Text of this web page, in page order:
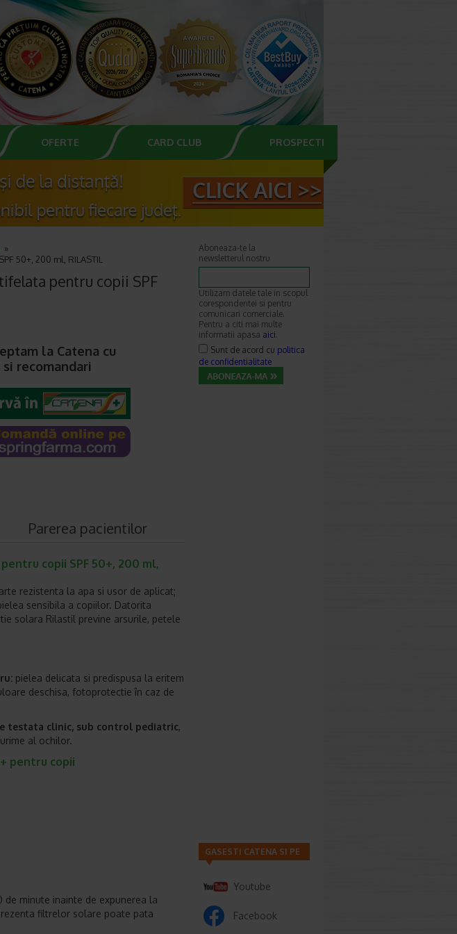
OFERTE CARD CLUB PROSPECTE
50+, 200 ml, RILASTIL
pentru copii SPF
la Catena cu
recomandari
Parerea pacientilor
copii SPF 50+, 200 ml,
rezistenta la apa si usor de aplicat;
sensibila a copiilor. Datorita
solara Rilastil previne arsurile, petele
pielea delicata si predispusa la eritem
deschisa, fotoprotectie în caz de
testata clinic, sub control pediatric,
al ochilor.
pentru copii
minute inainte de expunerea la
filtrelor solare poate pata
Aboneaza-te la
newsletterul nostru
Utilizam datele tale in scopul
corespondentei si pentru
comunicari comerciale.
Pentru a citi mai multe
informatii apasa aici.
Sunt de acord cu politica
de confidentialitate
GASESTI CATENA SI PE
Youtube
Facebook